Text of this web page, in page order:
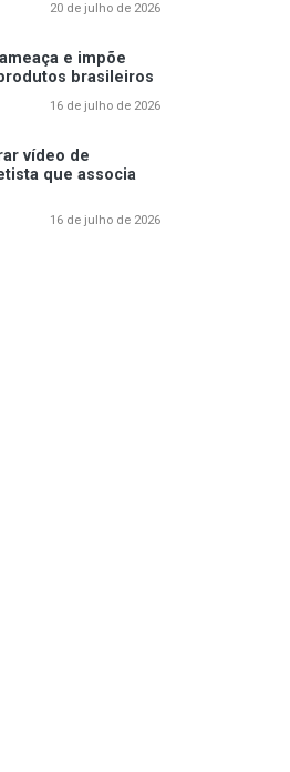
20 de julho de 2026
e impõe
brasileiros
16 de julho de 2026
vídeo de
que associa
16 de julho de 2026